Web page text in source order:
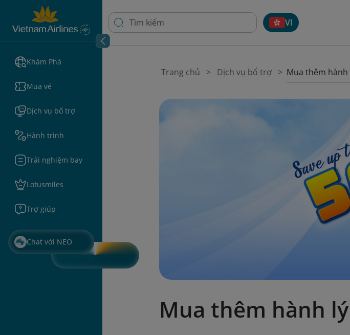
Khám Phá
Mua vé
Dịch vụ bổ trợ
Hành trình
Trải nghiệm bay
Lotusmiles
Trợ giúp
Chat với NEO
VI
Trang chủ Dịch vụ bổ trợ Mua thêm hành
Mua thêm hành